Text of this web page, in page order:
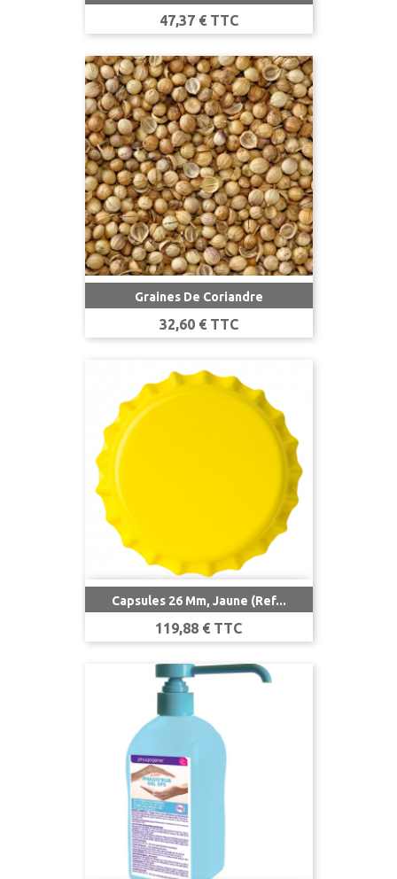
Prix
47,37 € TTC
Graines De Coriandre
Prix
32,60 € TTC
Capsules 26 Mm, Jaune (Ref...
Prix
119,88 € TTC